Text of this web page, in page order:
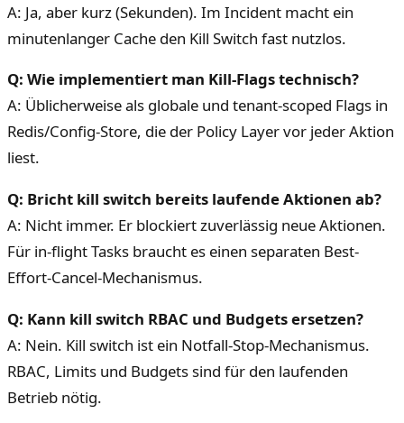
A: Ja, aber kurz (Sekunden). Im Incident macht ein
minutenlanger Cache den Kill Switch fast nutzlos.
Q: Wie implementiert man Kill-Flags technisch?
A: Üblicherweise als globale und tenant-scoped Flags in
Redis/Config-Store, die der Policy Layer vor jeder Aktion
liest.
Q: Bricht kill switch bereits laufende Aktionen ab?
A: Nicht immer. Er blockiert zuverlässig neue Aktionen.
Für in-flight Tasks braucht es einen separaten Best-
Effort-Cancel-Mechanismus.
Q: Kann kill switch RBAC und Budgets ersetzen?
A: Nein. Kill switch ist ein Notfall-Stop-Mechanismus.
RBAC, Limits und Budgets sind für den laufenden
Betrieb nötig.